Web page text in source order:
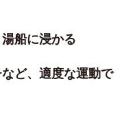
船に浸かる
ど、適度な運動で